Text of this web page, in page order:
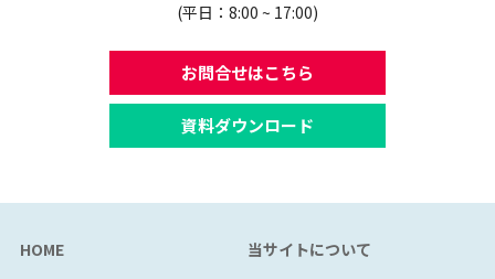
(平日：8:00 ~ 17:00)
お問合せはこちら
資料ダウンロード
HOME
当サイトについて